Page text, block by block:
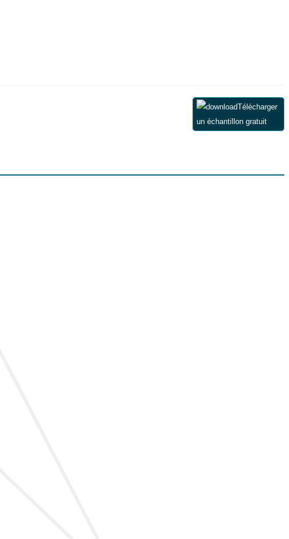
Télécharger
un échantillon gratuit